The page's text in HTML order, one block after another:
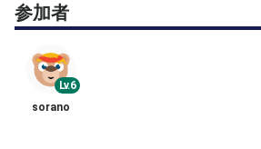
4ゲーム先取ノーアド(3-3でタイブレ
アップはサーブのみ。
最後は片付けのため5分前に終了。
参加費は500円。MAX3名。
参加者
Lv.6
sorano